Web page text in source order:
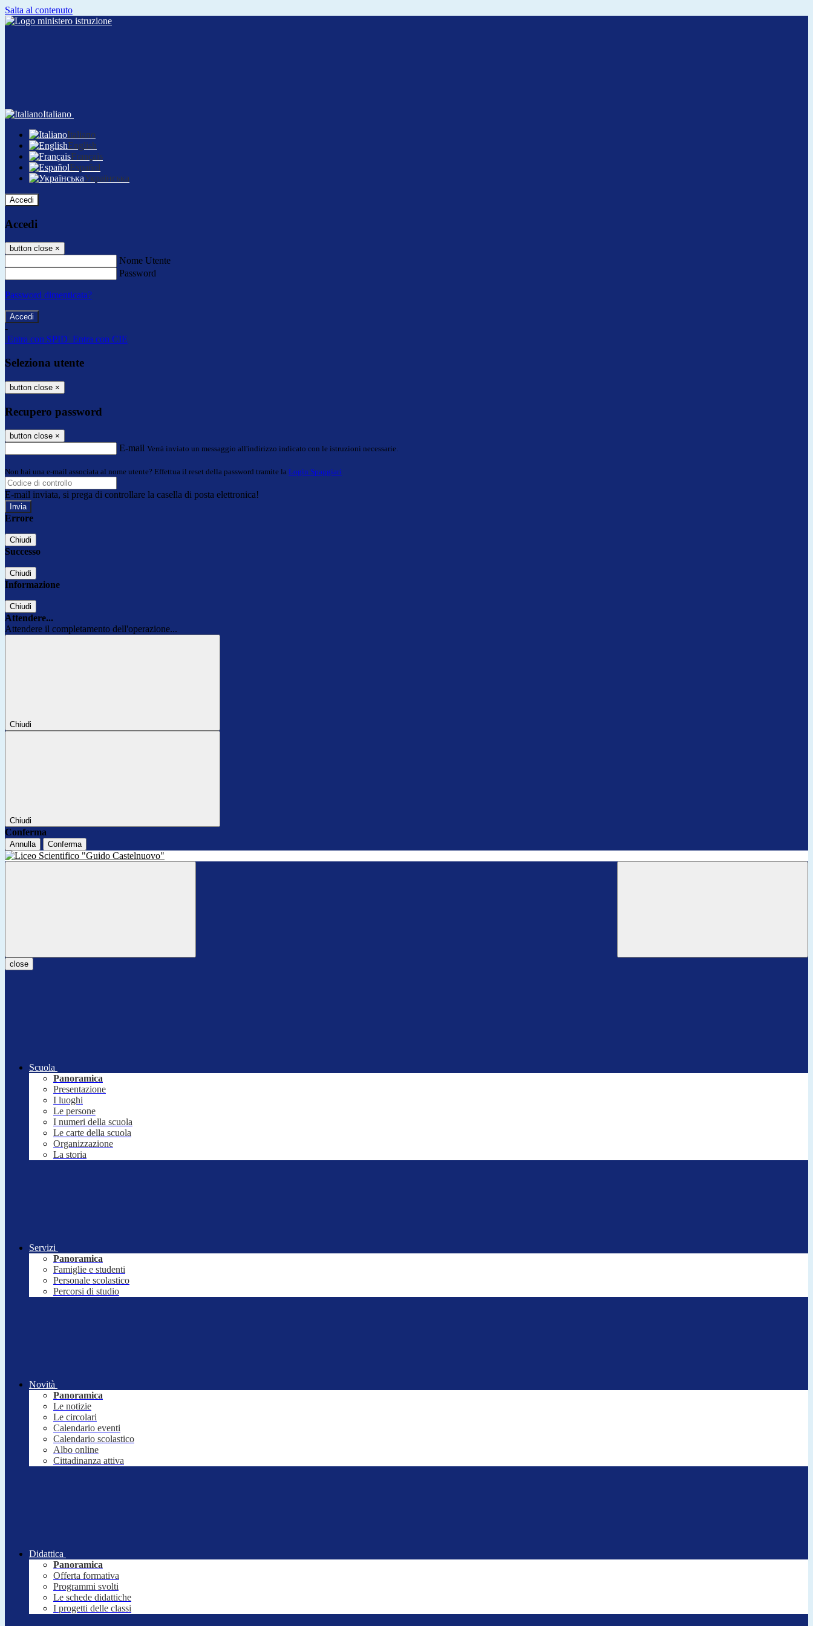
Salta al contenuto
Italiano
Italiano
English
Français
Español
Українська
Accedi
Accedi
button close ×
Nome Utente
Password
Password dimenticata?
-
Entra con SPID Entra con CIE
Seleziona utente
button close ×
Recupero password
button close ×
E-mail Verrà inviato un messaggio all'indirizzo indicato con le istruzioni necessarie.
Non hai una e-mail associata al nome utente? Effettua il reset della password tramite la Login Spaggiari
E-mail inviata, si prega di controllare la casella di posta elettronica!
Errore
Chiudi
Successo
Chiudi
Informazione
Chiudi
Attendere...
Attendere il completamento dell'operazione...
Chiudi
Chiudi
Conferma
Annulla Conferma
close
Scuola
Panoramica
Presentazione
I luoghi
Le persone
I numeri della scuola
Le carte della scuola
Organizzazione
La storia
Servizi
Panoramica
Famiglie e studenti
Personale scolastico
Percorsi di studio
Novità
Panoramica
Le notizie
Le circolari
Calendario eventi
Calendario scolastico
Albo online
Cittadinanza attiva
Didattica
Panoramica
Offerta formativa
Programmi svolti
Le schede didattiche
I progetti delle classi